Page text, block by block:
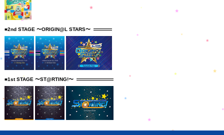
■2nd STAGE 〜ORIGIN@L STARS〜
■1st STAGE 〜ST@RTING!〜